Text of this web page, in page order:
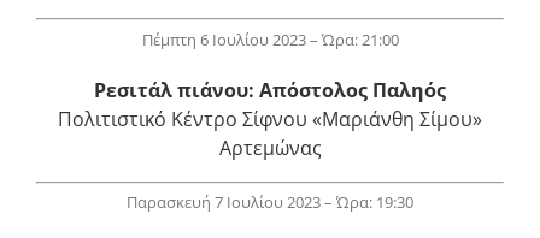
Πέμπτη 6 Ιουλίου 2023 – Ώρα: 21:00
Ρεσιτάλ πιάνου: Απόστολος Παληός
Πολιτιστικό Κέντρο Σίφνου «Μαριάνθη Σίμου»
Αρτεμώνας
Παρασκευή 7 Ιουλίου 2023 – Ώρα: 19:30